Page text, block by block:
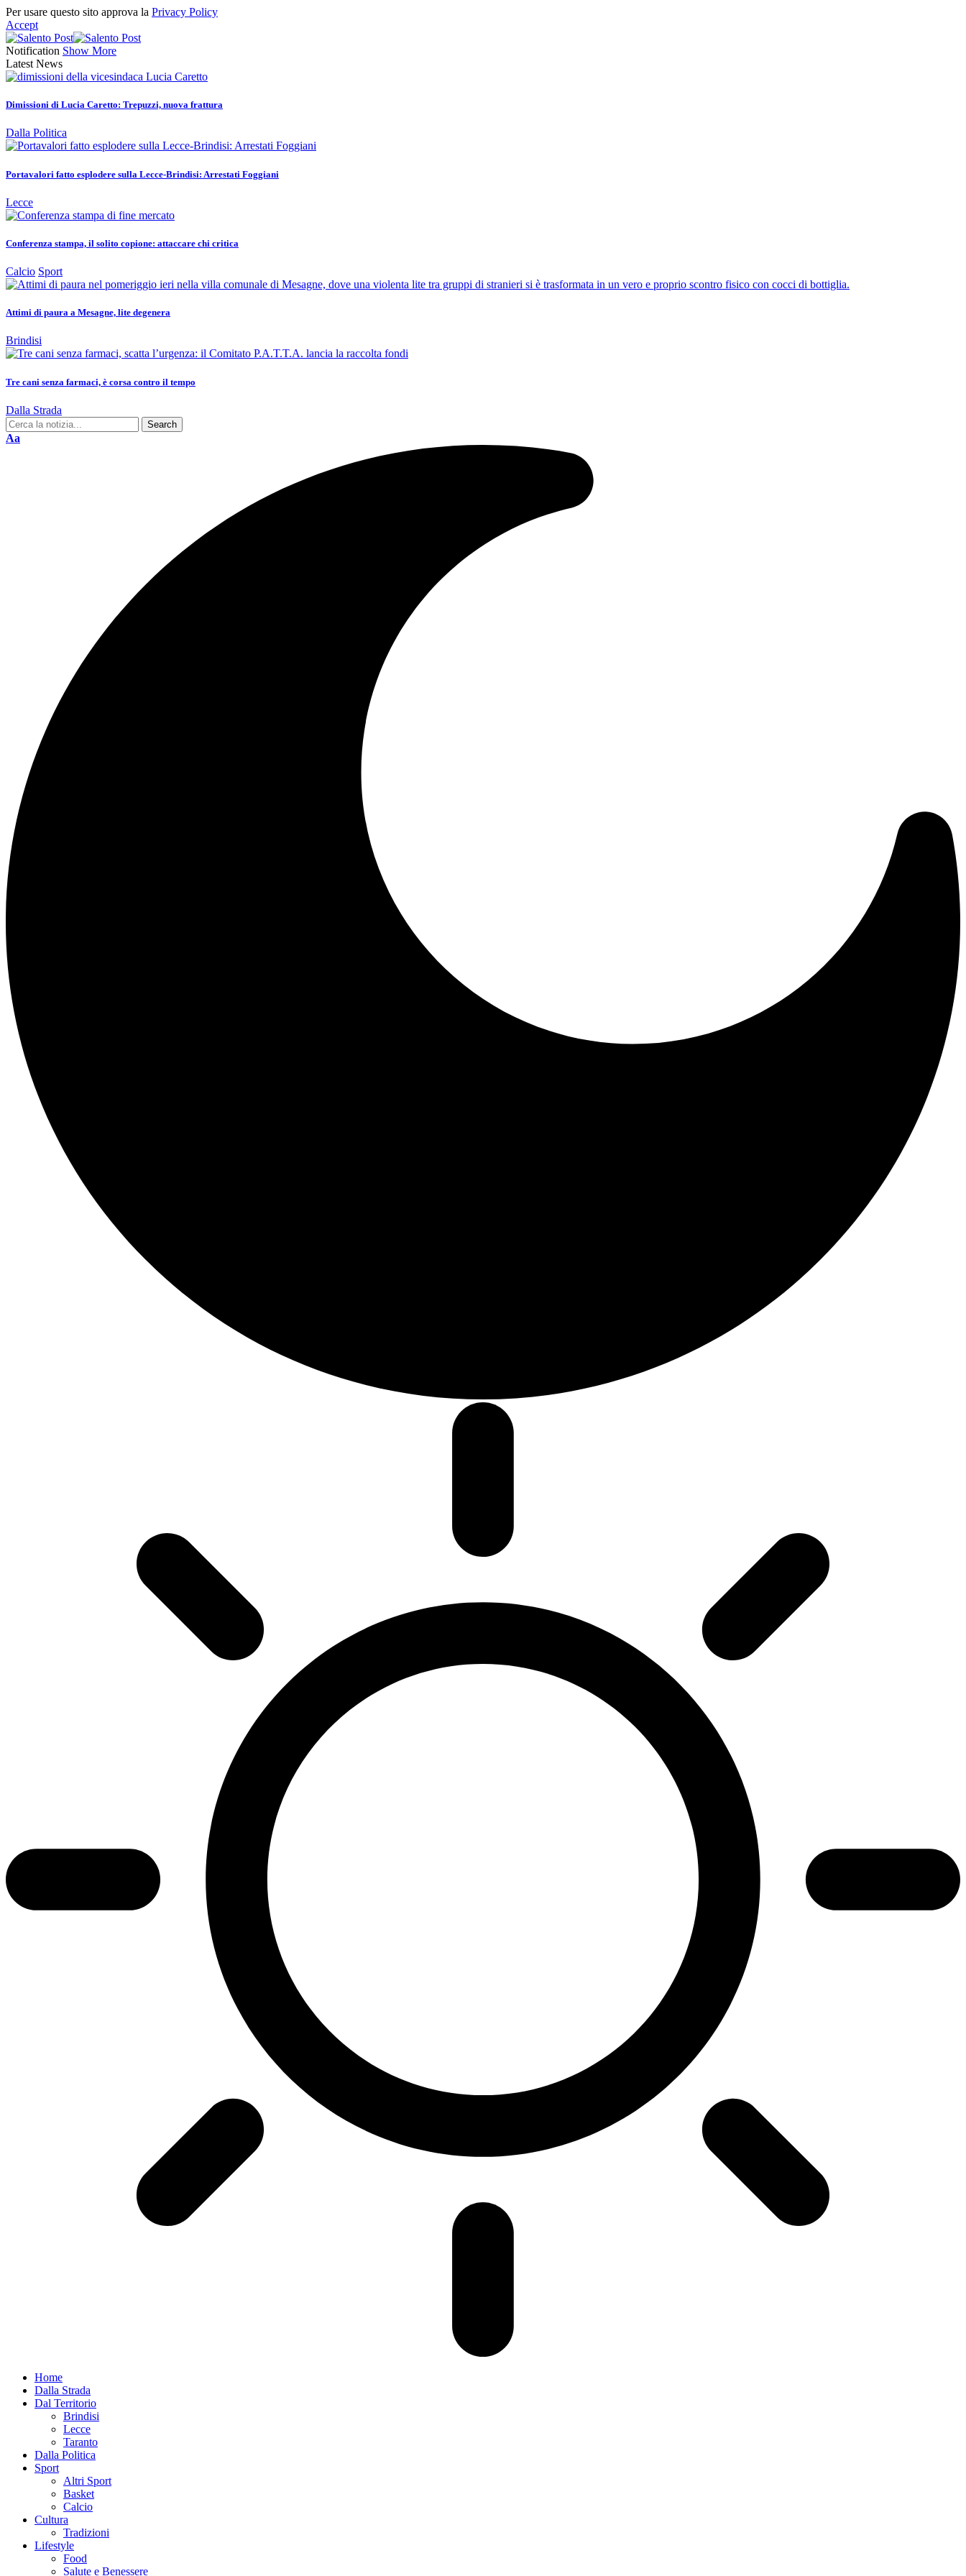
Per usare questo sito approva la Privacy Policy
Accept
Notification Show More
Latest News
Dimissioni di Lucia Caretto: Trepuzzi, nuova frattura
Dalla Politica
Portavalori fatto esplodere sulla Lecce-Brindisi: Arrestati Foggiani
Lecce
Conferenza stampa, il solito copione: attaccare chi critica
Calcio Sport
Attimi di paura a Mesagne, lite degenera
Brindisi
Tre cani senza farmaci, è corsa contro il tempo
Dalla Strada
Aa
Home
Dalla Strada
Dal Territorio
Brindisi
Lecce
Taranto
Dalla Politica
Sport
Altri Sport
Basket
Calcio
Cultura
Tradizioni
Lifestyle
Food
Salute e Benessere